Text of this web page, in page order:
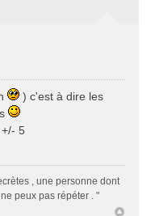
) c'est à dire les
5
, une personne dont
peux pas répéter . "